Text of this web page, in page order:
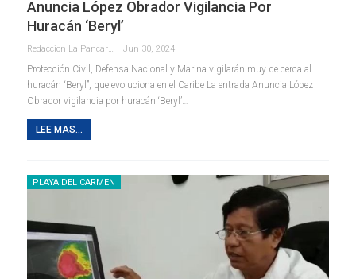
Anuncia López Obrador Vigilancia Por
Huracán ‘Beryl’
Redaccion La Pancarta De Quintana Roo Jun 30, 2024
Protección Civil, Defensa Nacional y Marina vigilarán muy de cerca al
huracán “Beryl”, que evoluciona en el Caribe La entrada Anuncia López
Obrador vigilancia por huracán ‘Beryl’…
LEE MAS...
PLAYA DEL CARMEN